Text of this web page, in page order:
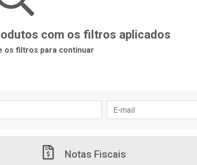
com os filtros aplicados
os filtros para continuar
Notas Fiscais